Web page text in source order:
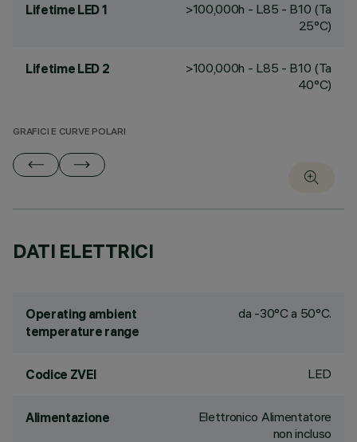
Lifetime LED 1
>100,000h - L85 - B10 (Ta
25°C)
Lifetime LED 2
>100,000h - L85 - B10 (Ta
40°C)
GRAFICI E CURVE POLARI
DATI ELETTRICI
Operating ambient
temperature range
da -30°C a 50°C.
Codice ZVEI LED
Alimentazione
Elettronico Alimentatore
non incluso